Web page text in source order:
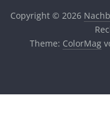
Copyright © 2026
Theme: ColorMag